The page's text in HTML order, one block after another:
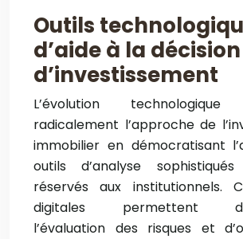
Outils
d’aide à la décision
d’investissement
L’évolution technologique
radicalement l’approche de
immobilier en démocratisant
outils d’analyse
réservés aux institutionnels.
digitales permettent
l’évaluation des risques et